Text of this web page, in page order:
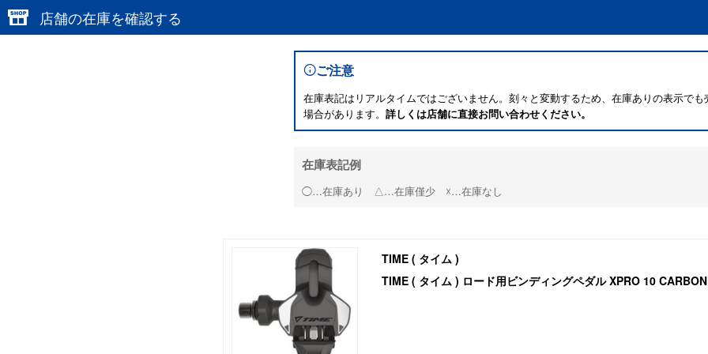
店舗の在庫を確認する
ご注意
在庫表記はリアルタイムではございません。刻々と変動するため、在庫ありの表示でも
場合があります。 詳しくは店舗に直接お問い合わせください。
在庫表記例
◯…在庫あり △…在庫僅少 ☓…在庫なし
TIME ( タイム )
TIME ( タイム ) ロード用ビンディングペダル XPRO 10 CARBON